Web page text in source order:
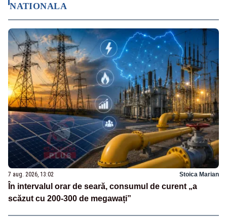
NATIONALA
7 aug. 2026, 13:02 Stoica Marian
În intervalul orar de seară, consumul de curent „a
scăzut cu 200-300 de megawați”